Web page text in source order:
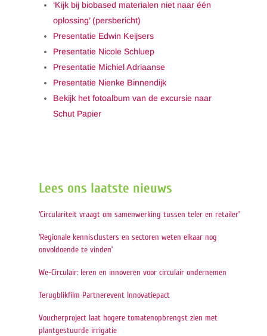
‘Kijk bij biobased materialen niet naar één
oplossing’ (persbericht)
Presentatie Edwin Keijsers
Presentatie Nicole Schluep
Presentatie Michiel Adriaanse
Presentatie Nienke Binnendijk
Bekijk het fotoalbum van de excursie naar
Schut Papier
Lees ons laatste nieuws
‘Circulariteit vraagt om samenwerking tussen teler en retailer’
‘Regionale kennisclusters en sectoren weten elkaar nog
onvoldoende te vinden’
We-Circulair: leren en innoveren voor circulair ondernemen
Terugblikfilm Partnerevent Innovatiepact
Voucherproject laat hogere tomatenopbrengst zien met
plantgestuurde irrigatie